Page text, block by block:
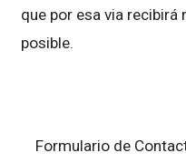
que por esa via
posible.
Formulario de